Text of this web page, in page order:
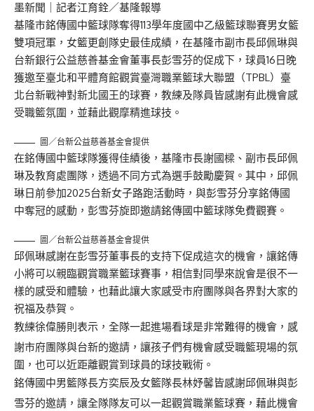
墨新聞
｜記者江育銓／基隆報導
基隆市銘傳國中籃球隊奪得113學年度國中乙級籃球聯賽男女籃
雙項冠軍，女籃更創隊史最佳成績，在基隆市副市長邱佩琳與
台新銀行公益慈善基金會董事長彭雪芬的促成下，球員16日晚
獲邀至臺北和平體育館觀賞臺灣職業籃球大聯盟（TPBL）臺
北台新戰神對新北國王的球賽，教練及隊員皆感謝有此機會感
受職籃氛圍，並藉此觀摩精進球技。
圖／台新公益慈善基金會提供
在銘傳國中籃球隊獲得佳績後，基隆市長謝國樑、副市長邱佩
琳及教育處團隊，透過不同方式為選手鼓勵慶賀。其中，邱佩
琳日前參加2025台新女子路跑活動時，與彭雪芬分享銘傳國
中奪冠的感動，彭雪芬旋即邀請銘傳國中籃球隊免費觀賽。
圖／台新公益慈善基金會提供
邱佩琳感謝在彭雪芬董事長的支持下促成這次的機會，讓銘傳
小將可以親臨觀賞職業籃球賽事，相信對同學來說會是很不一
樣的感受和體驗，也藉此讓大家感受市府團隊與各界對大家的
祝福及恭賀。
教練徐偉勝則表示，全隊一起進場看球是非常難得的機會，感
謝市府團隊與台新的邀請，讓孩子們有機會感受職籃現場的氛
圍，也可以近距離觀賞到球員的球技戰術。
銘傳國中男籃隊長方奕辰及女籃隊長林妤馨皆感謝邱佩琳與彭
雪芬的邀請，讓全隊隊友可以一起觀賞職業籃球賽，藉此機會